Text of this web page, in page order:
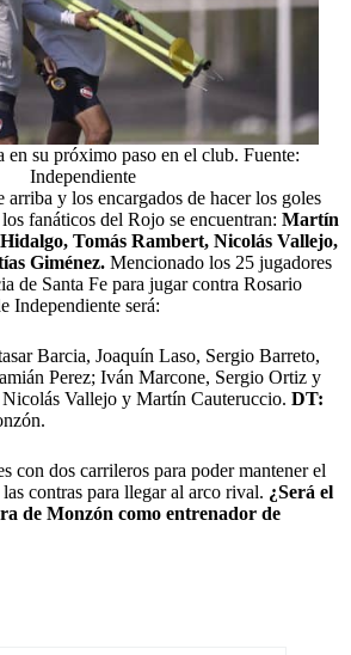
en su próximo paso en el club. Fuente:
Independiente
y los encargados de hacer los goles
fanáticos del Rojo se encuentran: Martín
Tomás Rambert, Nicolás Vallejo,
Giménez. Mencionado los 25 jugadores
de Santa Fe para jugar contra Rosario
Independiente será:
Barcia, Joaquín Laso, Sergio Barreto,
Perez; Iván Marcone, Sergio Ortiz y
Vallejo y Martín Cauteruccio. DT:
con dos carrileros para poder mantener el
contras para llegar al arco rival. ¿Será el
de Monzón como entrenador de